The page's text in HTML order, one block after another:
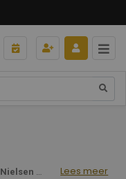
Nielsen Quadrum houten
Lees meer